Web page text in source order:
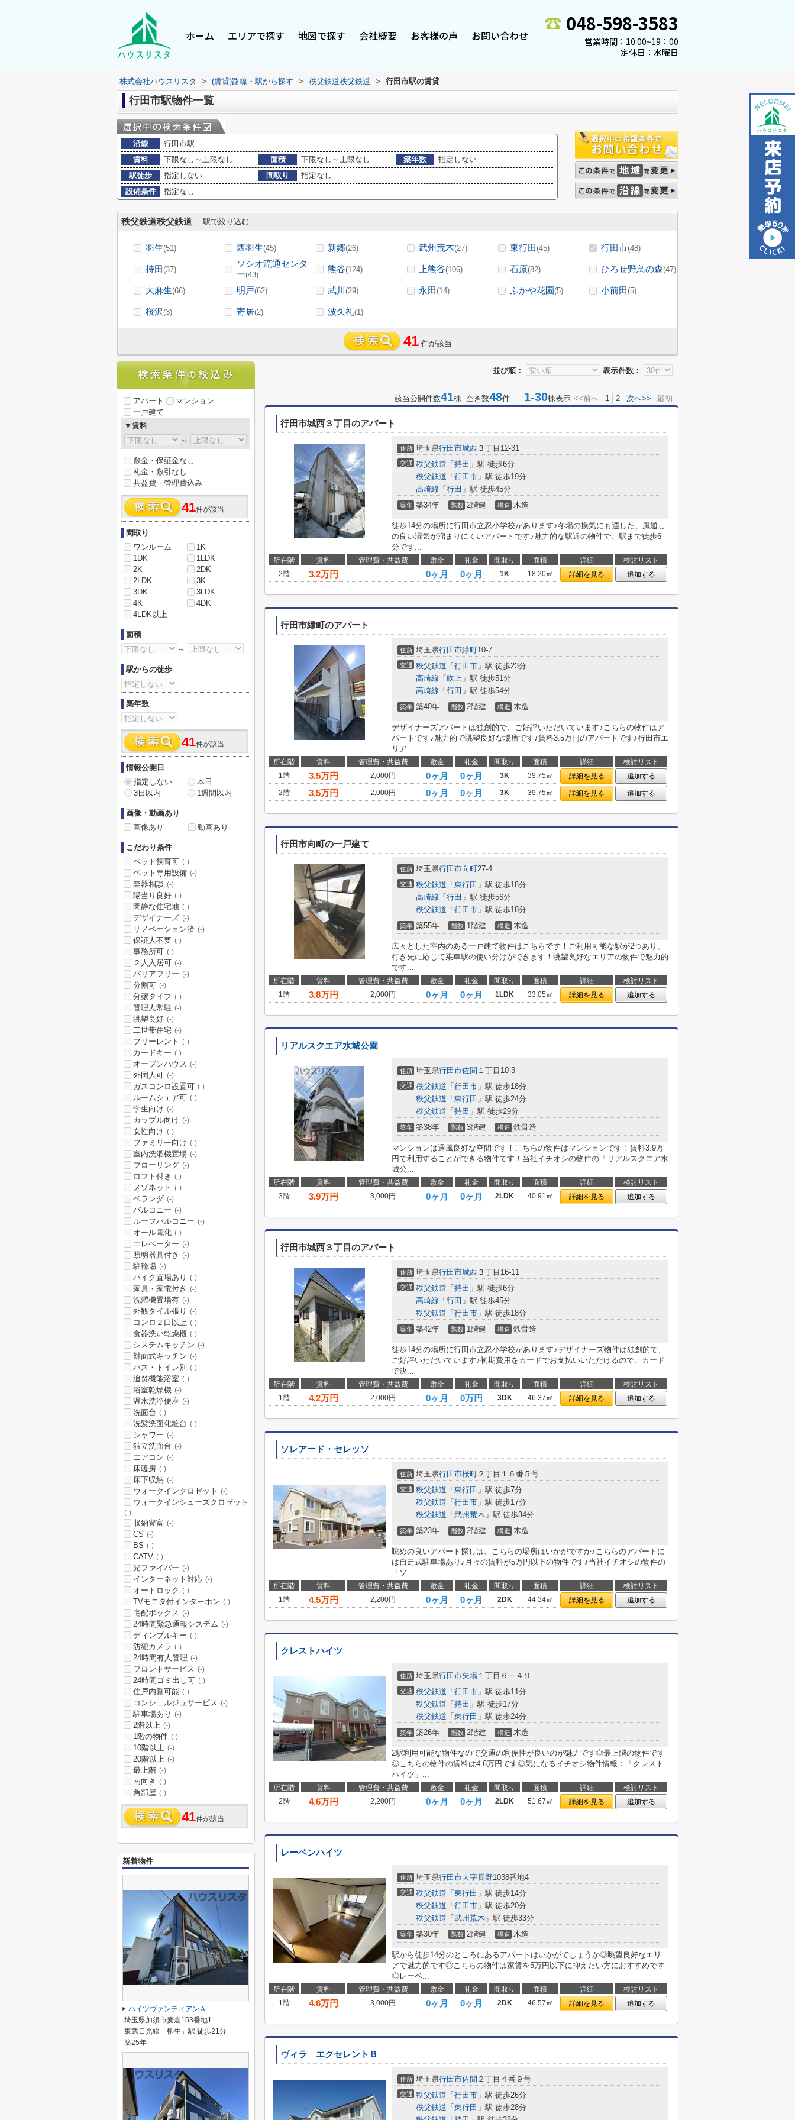
ホーム エリアで探す 地図で探す 会社概要 お客様の声 お問い合わせ
048-598-3583
営業時間：10:00~19：00
定休日：水曜日
株式会社ハウスリスタ > (賃貸)路線・駅から探す > 秩父鉄道秩父鉄道 > 行田市駅の賃貸
行田市駅物件一覧
沿線
行田市駅
賃料
下限なし～上限なし 面積 下限なし～上限なし 築年数
指定しない
駅徒歩
指定しない 間取り
指定なし
設備条件
指定なし
秩父鉄道秩父鉄道 駅で絞り込む
羽生(51) 西羽生(45) 新郷(26) 武州荒木(27) 東行田(45) 行田市(48)
持田(37)
ソシオ流通センタ
ー(43)
熊谷(124) 上熊谷(106) 石原(82) ひろせ野鳥の森(47)
大麻生(66) 明戸(62) 武川 (29) 永田(14) ふかや花園(5) 小前田(5)
桜沢(3) 寄居(2) 波久礼(1)
41 件が該当
並び順： 表示件数：
該当公開件数41棟 空き数48件 1-30棟表示 <<前へ 1 2 次へ>> 最初
行田市城西３丁目のアパート
住所 埼玉県行田市城西 ３丁目12-31
交通 秩父鉄道 「 持田 」駅 徒歩6分
秩父鉄道 「 行田市 」駅 徒歩19分
高崎線 「 行田 」駅 徒歩45分
築年 築34年 階数 2階建 構造 木造
徒歩14分の場所に行田市立忍小学校があります♪冬場の換気にも適した、風通し
の良い湿気が溜まりにくいアパートです♪魅力的な駅近の物件で、駅まで徒歩6
分です...
所在階 賃料 管理費・共益費 敷金 礼金 間取り 面積 詳細
検討リスト
2階
3.2万円 - 0ヶ月 0ヶ月 1K 18.20㎡ 詳細を見る 追加する
行田市緑町のアパート
住所 埼玉県行田市緑町10-7
交通 秩父鉄道 「 行田市 」駅 徒歩23分
高崎線 「 吹上 」駅 徒歩51分
高崎線 「 行田 」駅 徒歩54分
築年 築40年 階数 2階建 構造 木造
デザイナーズアパートは独創的で、ご好評いただいています♪こちらの物件はア
パートです♪魅力的で眺望良好な場所です♪賃料3.5万円のアパートです♪行田市エ
リア...
所在階 賃料 管理費・共益費 敷金 礼金 間取り 面積 詳細
検討リスト
1階
3.5万円 2,000円 0ヶ月 0ヶ月 3K 39.75㎡ 詳細を見る
追加する
2階
3.5万円 2,000円 0ヶ月 0ヶ月 3K 39.75㎡ 詳細を見る 追加する
行田市向町の一戸建て
住所 埼玉県行田市向町27-4
交通 秩父鉄道 「 東行田 」駅 徒歩18分
高崎線 「 行田 」駅 徒歩56分
秩父鉄道 「 行田市 」駅 徒歩18分
築年 築55年 階数 1階建 構造 木造
広々とした室内のある一戸建て物件はこちらです！ご利用可能な駅が2つあり、
行き先に応じて乗車駅の使い分けができます！眺望良好なエリアの物件で魅力的
です...
所在階 賃料 管理費・共益費 敷金 礼金 間取り 面積 詳細
検討リスト
1階
3.8万円 2,000円 0ヶ月 0ヶ月 1LDK 33.05㎡ 詳細を見る 追加する
リアルスクエア水城公園
住所 埼玉県行田市佐間 １丁目10-3
交通 秩父鉄道 「 行田市 」駅 徒歩18分
秩父鉄道 「 東行田 」駅 徒歩24分
秩父鉄道 「 持田 」駅 徒歩29分
築年 築38年 階数 3階建 構造 鉄骨造
マンションは通風良好な空間です！こちらの物件はマンションです！賃料3.9万
円で利用することができる物件です！当社イチオシの物件の「リアルスクエア水
城公...
所在階 賃料 管理費・共益費 敷金 礼金 間取り 面積 詳細
検討リスト
3階
3.9万円 3,000円 0ヶ月 0ヶ月 2LDK 40.91㎡ 詳細を見る 追加する
行田市城西３丁目のアパート
住所 埼玉県行田市城西 ３丁目16-11
交通 秩父鉄道 「 持田 」駅 徒歩6分
高崎線 「 行田 」駅 徒歩45分
秩父鉄道 「 行田市 」駅 徒歩18分
築年 築42年 階数 1階建 構造 鉄骨造
徒歩14分の場所に行田市立忍小学校があります♪デザイナーズ物件は独創的で、
ご好評いただいています♪初期費用をカードでお支払いいただけるので、カード
で決...
所在階 賃料 管理費・共益費 敷金 礼金 間取り 面積 詳細
検討リスト
1階
4.2万円 2,000円 0ヶ月 0万円 3DK 46.37㎡ 詳細を見る 追加する
ソレアード・セレッソ
住所 埼玉県行田市桜町 ２丁目１６番５号
交通 秩父鉄道 「 東行田 」駅 徒歩7分
秩父鉄道 「 行田市 」駅 徒歩17分
秩父鉄道 「 武州荒木 」駅 徒歩34分
築年 築23年 階数 2階建 構造 木造
眺めの良いアパート探しは、こちらの場所はいかがですか♪こちらのアパートに
は自走式駐車場あり♪月々の賃料が5万円以下の物件です♪当社イチオシの物件の
「ソ...
所在階 賃料 管理費・共益費 敷金 礼金 間取り 面積 詳細
検討リスト
1階
4.5万円 2,200円 0ヶ月 0ヶ月 2DK 44.34㎡ 詳細を見る 追加する
クレストハイツ
住所 埼玉県行田市矢場 １丁目６－４９
交通 秩父鉄道 「 行田市 」駅 徒歩11分
秩父鉄道 「 持田 」駅 徒歩17分
秩父鉄道 「 東行田 」駅 徒歩24分
築年 築26年 階数 2階建 構造 木造
2駅利用可能な物件なので交通の利便性が良いのが魅力です◎最上階の物件です
◎こちらの物件の賃料は4.6万円です◎気になるイチオシ物件情報：「クレスト
ハイツ」...
所在階 賃料 管理費・共益費 敷金 礼金 間取り 面積 詳細
検討リスト
2階
4.6万円 2,200円 0ヶ月 0ヶ月 2LDK 51.67㎡ 詳細を見る 追加する
レーベンハイツ
住所 埼玉県行田市大字長野1038番地4
交通 秩父鉄道 「 東行田 」駅 徒歩14分
秩父鉄道 「 行田市 」駅 徒歩20分
秩父鉄道 「 武州荒木 」駅 徒歩33分
築年 築30年 階数 2階建 構造 木造
駅から徒歩14分のところにあるアパートはいかがでしょうか◎眺望良好なエリ
アで魅力的です◎こちらの物件は家賃を5万円以下に抑えたい方におすすめです
◎レーベ...
所在階 賃料 管理費・共益費 敷金 礼金 間取り 面積 詳細
検討リスト
1階
4.6万円 3,000円 0ヶ月 0ヶ月 2DK 46.57㎡ 詳細を見る 追加する
ヴィラ エクセレントＢ
住所 埼玉県行田市佐間 ２丁目４番９号
交通 秩父鉄道 「 行田市 」駅 徒歩26分
秩父鉄道 「 東行田 」駅 徒歩28分
アパート
マンション
一戸建て
▼賃料
～
敷金・保証金なし
礼金・敷引なし
共益費・管理費込み
41件が該当
間取り
ワンルーム
1K
1DK
1LDK
2K
2DK
2LDK
3K
3DK
3LDK
4K
4DK
4LDK以上
面積
～
駅からの徒歩
築年数
41件が該当
情報公開日
指定しない
本日
3日以内
1週間以内
画像・動画あり
画像あり
動画あり
こだわり条件
ペット飼育可 (-)
ペット専用設備 (-)
楽器相談 (-)
陽当り良好 (-)
閑静な住宅地 (-)
デザイナーズ (-)
リノベーション済 (-)
保証人不要 (-)
事務所可 (-)
２人入居可 (-)
バリアフリー (-)
分割可 (-)
分譲タイプ (-)
管理人常駐 (-)
眺望良好 (-)
二世帯住宅 (-)
フリーレント (-)
カードキー (-)
オープンハウス (-)
外国人可 (-)
ガスコンロ設置可 (-)
ルームシェア可 (-)
学生向け (-)
カップル向け (-)
女性向け (-)
ファミリー向け (-)
室内洗濯機置場 (-)
フローリング (-)
ロフト付き (-)
メゾネット (-)
ベランダ (-)
バルコニー (-)
ルーフバルコニー (-)
オール電化 (-)
エレベーター (-)
照明器具付き (-)
駐輪場 (-)
バイク置場あり (-)
家具・家電付き (-)
洗濯機置場有 (-)
外観タイル張り (-)
コンロ２口以上 (-)
食器洗い乾燥機 (-)
システムキッチン (-)
対面式キッチン (-)
バス・トイレ別 (-)
追焚機能浴室 (-)
浴室乾燥機 (-)
温水洗浄便座 (-)
洗面台 (-)
洗髪洗面化粧台 (-)
シャワー (-)
独立洗面台 (-)
エアコン (-)
床暖房 (-)
床下収納 (-)
ウォークインクロゼット (-)
ウォークインシューズクロゼット
(-)
収納豊富 (-)
CS (-)
BS (-)
CATV (-)
光ファイバー (-)
インターネット対応 (-)
オートロック (-)
TVモニタ付インターホン (-)
宅配ボックス (-)
24時間緊急通報システム (-)
ディンプルキー (-)
防犯カメラ (-)
24時間有人管理 (-)
フロントサービス (-)
24時間ゴミ出し可 (-)
住戸内覧可能 (-)
コンシェルジュサービス (-)
駐車場あり (-)
2階以上 (-)
1階の物件 (-)
10階以上 (-)
20階以上 (-)
最上階 (-)
南向き (-)
角部屋 (-)
41件が該当
新着物件
ハイツヴァンティアンＡ
埼玉県加須市麦倉153番地1
東武日光線「柳生」駅 徒歩21分
築25年